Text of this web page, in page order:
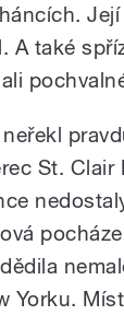
A také
St.
Yorku.